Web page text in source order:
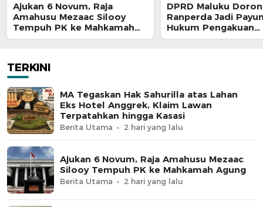
Ajukan 6 Novum, Raja
Amahusu Mezaac Silooy
Tempuh PK ke Mahkamah
Agung
DPRD Maluku
Ranperda Jadi
Hukum Pengakuan
Masyarakat Adat
TERKINI
MA Tegaskan Hak Sahurilla atas Lahan
Eks Hotel Anggrek, Klaim Lawan
Terpatahkan hingga Kasasi
Berita Utama 2 hari yang lalu
Ajukan 6 Novum, Raja Amahusu Mezaac
Silooy Tempuh PK ke Mahkamah Agung
Berita Utama 2 hari yang lalu